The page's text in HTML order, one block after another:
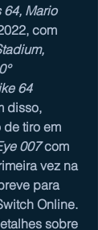
64, Mario
com
64
disso,
tiro em
007 com
vez na
para
Online.
sobre